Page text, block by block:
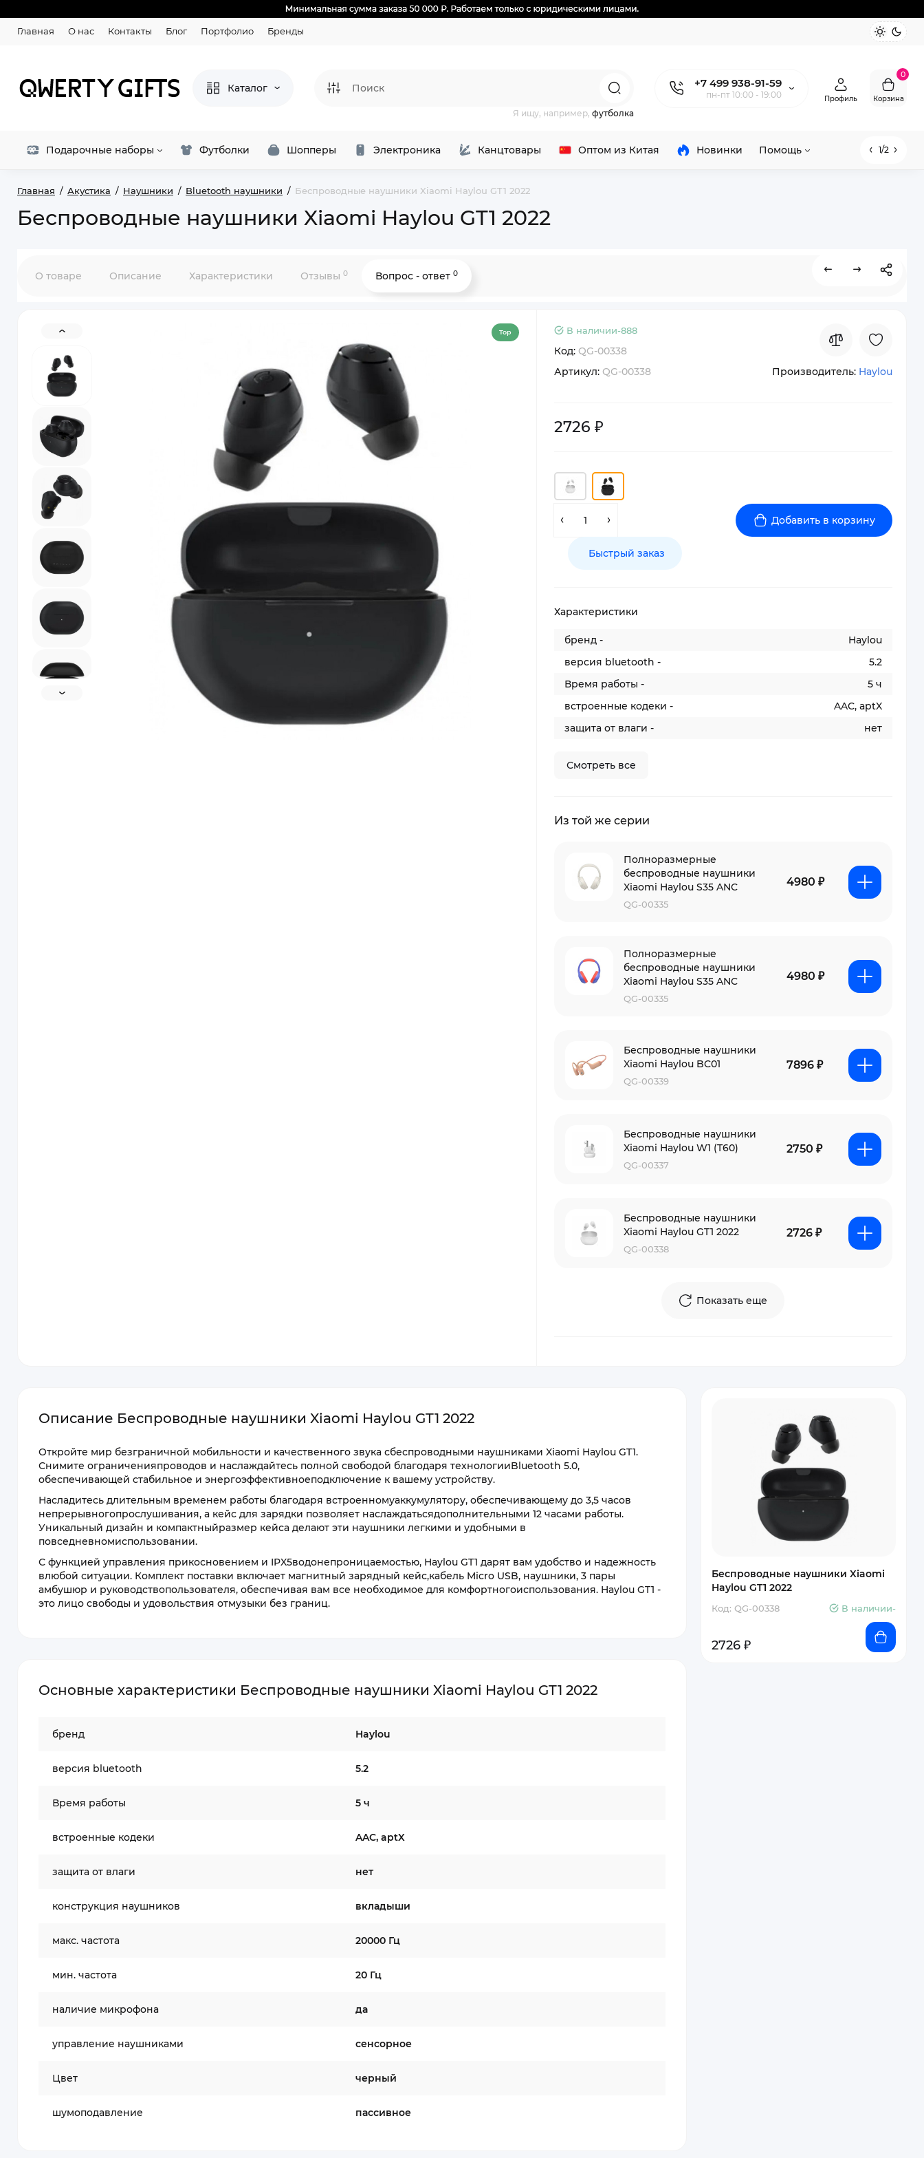
Главная О нас Контакты Блог Портфолио Бренды
Каталог +7 499 938-91-59
пн-пт 10:00 - 19:00
Я ищу, например, футболка
Профиль
0
Корзина
Подарочные наборы Футболки Шопперы Электроника Канцтовары Оптом из Китая Новинки Помощь 1/2
Главная Акустика Наушники Bluetooth наушники Беспроводные наушники Xiaomi Haylou GT1 2022
Беспроводные наушники Xiaomi Haylou GT1 2022
О товаре Описание Характеристики Отзывы 0 Вопрос - ответ 0
Top В наличии-888
Код: QG-00338
Артикул: QG-00338 Производитель: Haylou
2726 ₽
Добавить в корзину
Быстрый заказ
Характеристики
бренд -
Haylou
версия bluetooth -
5.2
Время работы -
5 ч
встроенные кодеки -
AAC, aptX
защита от влаги -
нет
Смотреть все
Из той же серии
Полноразмерные
беспроводные наушники
Xiaomi Haylou S35 ANC
QG-00335
4980 ₽
Полноразмерные
беспроводные наушники
Xiaomi Haylou S35 ANC
QG-00335
4980 ₽
Беспроводные наушники
Xiaomi Haylou BC01
QG-00339
7896 ₽
Беспроводные наушники
Xiaomi Haylou W1 (T60)
QG-00337
2750 ₽
Беспроводные наушники
Xiaomi Haylou GT1 2022
QG-00338
2726 ₽
Показать еще
Описание Беспроводные наушники Xiaomi Haylou GT1 2022
Откройте мир безграничной мобильности и качественного звука сбеспроводными наушниками Xiaomi Haylou GT1.
Снимите ограниченияпроводов и наслаждайтесь полной свободой благодаря технологииBluetooth 5.0,
обеспечивающей стабильное и энергоэффективноеподключение к вашему устройству.
Насладитесь длительным временем работы благодаря встроенномуаккумулятору, обеспечивающему до 3,5 часов
непрерывногопрослушивания, а кейс для зарядки позволяет наслаждатьсядополнительными 12 часами работы.
Уникальный дизайн и компактныйразмер кейса делают эти наушники легкими и удобными в
повседневномиспользовании.
С функцией управления прикосновением и IPX5водонепроницаемостью, Haylou GT1 дарят вам удобство и надежность
влюбой ситуации. Комплект поставки включает магнитный зарядный кейс,кабель Micro USB, наушники, 3 пары
амбушюр и руководствопользователя, обеспечивая вам все необходимое для комфортногоиспользования. Haylou GT1 -
это лицо свободы и удовольствия отмузыки без границ.
Основные характеристики Беспроводные наушники Xiaomi Haylou GT1 2022
бренд Haylou
версия bluetooth 5.2
Время работы 5 ч
встроенные кодеки AAC, aptX
защита от влаги нет
конструкция наушников вкладыши
макс. частота 20000 Гц
мин. частота 20 Гц
наличие микрофона да
управление наушниками сенсорное
Цвет черный
шумоподавление пассивное
Беспроводные наушники Xiaomi
Haylou GT1 2022
Код: QG-00338 В наличии-
2726 ₽